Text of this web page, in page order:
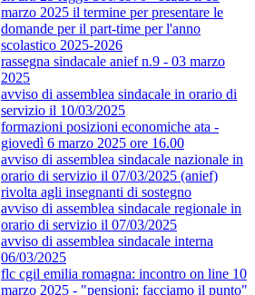
marzo 2025 il termine per presentare le
domande per il part-time per l'anno
scolastico 2025-2026
rassegna sindacale anief n.9 - 03 marzo
2025
avviso di assemblea sindacale in orario di
servizio il 10/03/2025
formazioni posizioni economiche ata -
giovedì 6 marzo 2025 ore 16.00
avviso di assemblea sindacale nazionale in
orario di servizio il 07/03/2025 (anief)
rivolta agli insegnanti di sostegno
avviso di assemblea sindacale regionale in
orario di servizio il 07/03/2025
avviso di assemblea sindacale interna
06/03/2025
flc cgil emilia romagna: incontro on line 10
marzo 2025 - "pensioni: facciamo il punto"